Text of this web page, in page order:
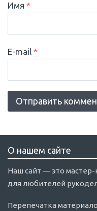
Имя *
E-mail *
О нашем сайте
Наш сайт — это
для любителей
Перепечатка